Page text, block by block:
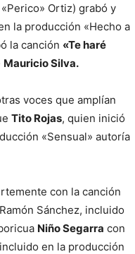
Ortiz) grabó y
la producción «Hecho a
la canción «Te haré
Mauricio Silva.
voces que amplían
Tito Rojas, quien inició
«Sensual» autoría
con la canción
Sánchez, incluido
Niño Segarra con
en la producción